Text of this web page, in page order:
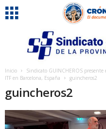
Inicio
Sindicato GUINCHEROS
ITF en Barcelona, España
guincheros2
guincheros2